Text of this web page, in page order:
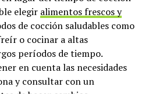
elegir alimentos frescos y
de cocción saludables como
o cocinar a altas
períodos de tiempo.
en cuenta las necesidades
y consultar con un